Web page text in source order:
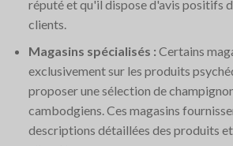
réputé et qu'il dispose d'avis positifs
clients.
Magasins spécialisés : Certains
exclusivement sur les produits
proposer une sélection de
cambodgiens. Ces magasins
descriptions détaillées des produits et